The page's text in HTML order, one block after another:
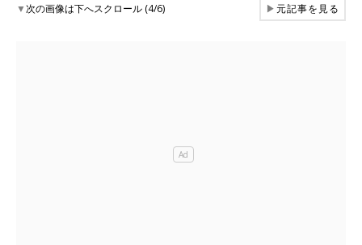
▼次の画像は下へスクロール (4/6) ▶元記事を見る